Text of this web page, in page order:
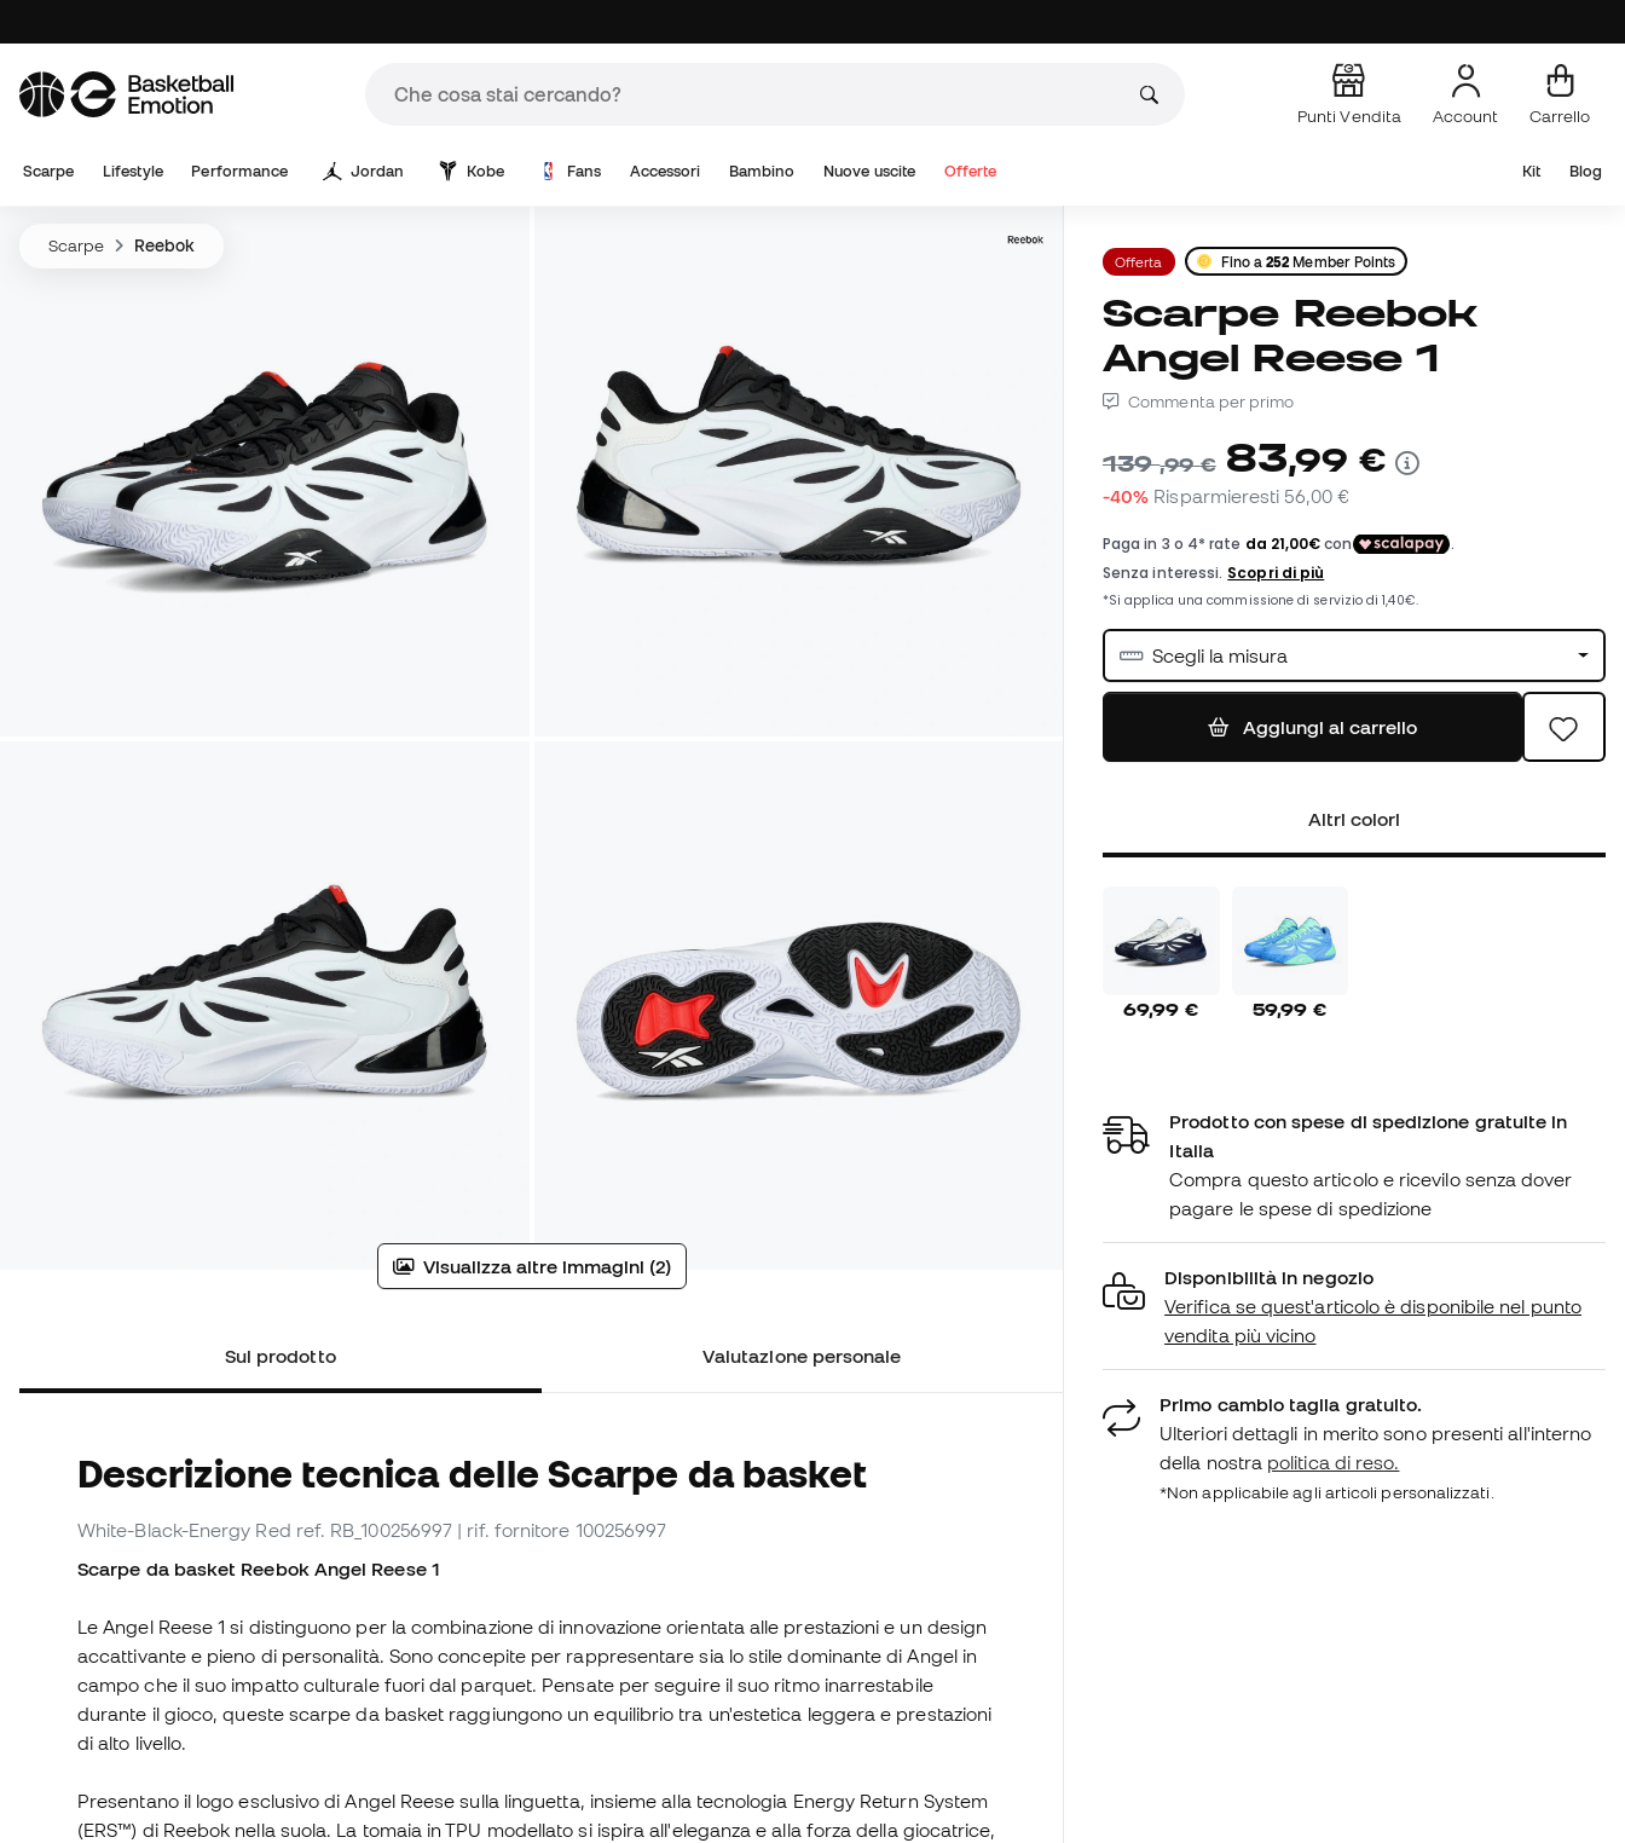
Punti Vendita Account Carrello
Scarpe Lifestyle Performance Jordan Kobe Fans Accessori Bambino Nuove uscite Offerte Kit Blog
Scarpe Reebok
Visualizza altre immagini (2)
Sul prodotto Valutazione personale
Descrizione tecnica delle Scarpe da basket
White-Black-Energy Red ref. RB_100256997 | rif. fornitore 100256997
Scarpe da basket Reebok Angel Reese 1
Le Angel Reese 1 si distinguono per la combinazione di innovazione orientata alle prestazioni e un design
accattivante e pieno di personalità. Sono concepite per rappresentare sia lo stile dominante di Angel in
campo che il suo impatto culturale fuori dal parquet. Pensate per seguire il suo ritmo inarrestabile
durante il gioco, queste scarpe da basket raggiungono un equilibrio tra un'estetica leggera e prestazioni
di alto livello.
Presentano il logo esclusivo di Angel Reese sulla linguetta, insieme alla tecnologia Energy Return System
(ERS™) di Reebok nella suola. La tomaia in TPU modellato si ispira all'eleganza e alla forza della giocatrice,
Offerta Fino a252 Member Points
Scarpe Reebok
Angel Reese 1
Commenta per primo
139,99 € 83,99 €
-40% Risparmieresti56,00 €
Scegli la misura
Aggiungi al carrello
Altri colori
69,99 € 59,99 €
Prodotto con spese di spedizione gratuite in
Italia
Compra questo articolo e ricevilo senza dover
pagare le spese di spedizione
Disponibilità in negozio
Verifica se quest'articolo è disponibile nel punto
vendita più vicino
Primo cambio taglia gratuito.
Ulteriori dettagli in merito sono presenti all'interno
della nostra politica di reso.
*Non applicabile agli articoli personalizzati.